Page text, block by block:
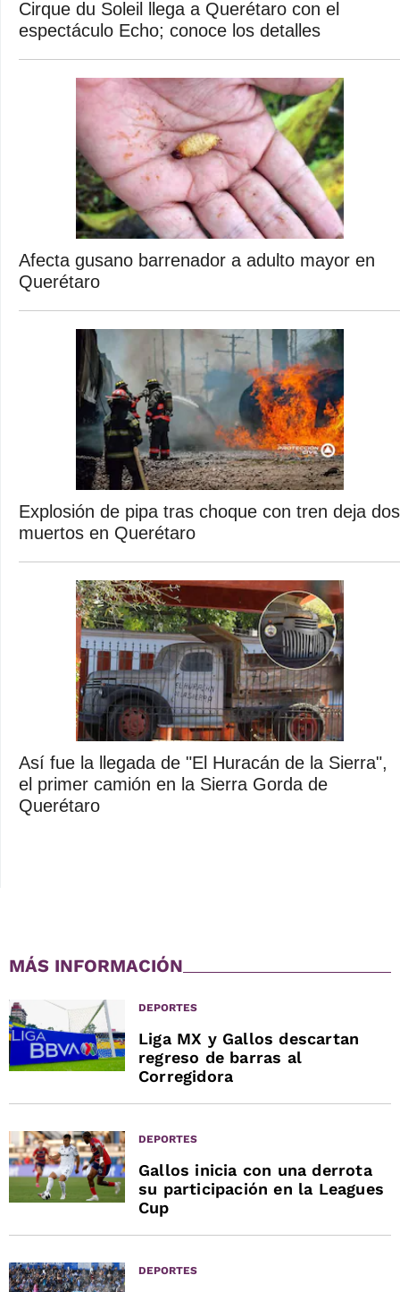
Cirque du Soleil llega a Querétaro con el
espectáculo Echo; conoce los detalles
Afecta gusano barrenador a adulto mayor en
Querétaro
Explosión de pipa tras choque con tren deja dos
muertos en Querétaro
Así fue la llegada de "El Huracán de la Sierra",
el primer camión en la Sierra Gorda de
Querétaro
MÁS INFORMACIÓN
DEPORTES
Liga MX y Gallos descartan
regreso de barras al
Corregidora
DEPORTES
Gallos inicia con una derrota
su participación en la Leagues
Cup
DEPORTES